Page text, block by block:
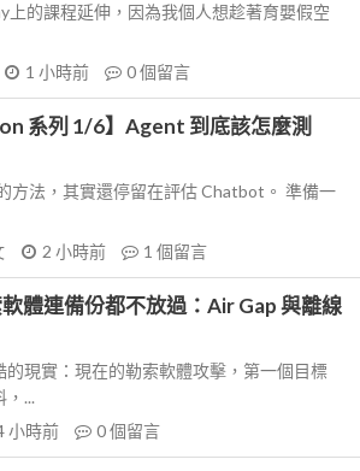
上的課程延伸，因為我個人想趁著育嬰假空
1 小時前 0個留言
系列 1/6】Agent 到底該怎麼測
方法，其實還停留在評估 Chatbot。 準備一
2 小時前 1 個留言
體連備份都不放過：Air Gap 與離線
的現實：現在的勒索軟體攻擊，第一個目標
...
小時前 0個留言